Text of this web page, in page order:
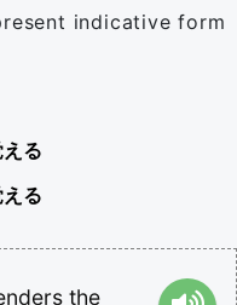
indicative form
る
る
the